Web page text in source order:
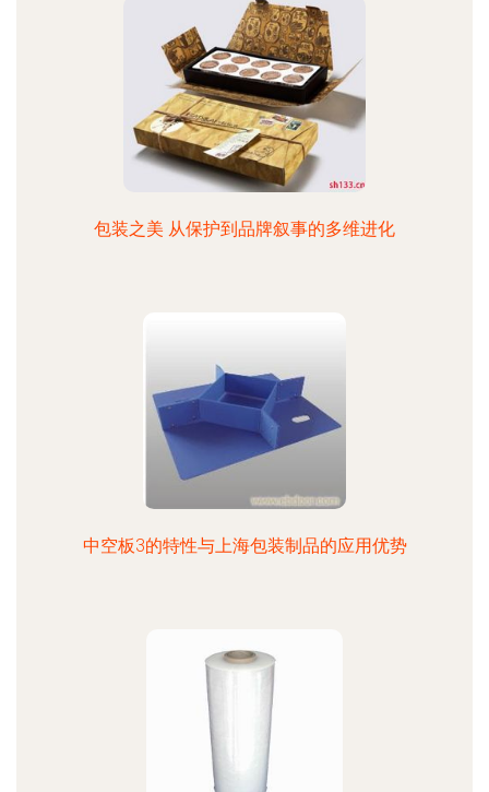
包装之美 从保护到品牌叙事的多维进化
中空板3的特性与上海包装制品的应用优势